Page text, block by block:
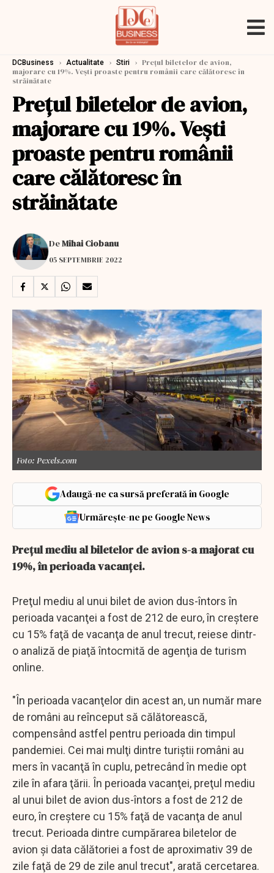
DCBusiness › Actualitate › Stiri › Preţul biletelor de avion,
majorare cu 19%. Veşti proaste pentru românii care călătoresc în
străinătate
Preţul biletelor de avion,
majorare cu 19%. Veşti
proaste pentru românii
care călătoresc în
străinătate
DeMihai Ciobanu
05 SEPTEMBRIE 2022
Foto: Pexels.com
Adaugă-ne ca sursă preferată în Google
Urmărește-ne pe Google News
Preţul mediu al biletelor de avion s-a majorat cu
19%, în perioada vacanţei.
Preţul mediu al unui bilet de avion dus-întors în
perioada vacanţei a fost de 212 de euro, în creştere
cu 15% faţă de vacanţa de anul trecut, reiese dintr-
o analiză de piaţă întocmită de agenţia de turism
online.
"În perioada vacanţelor din acest an, un număr mare
de români au reînceput să călătorească,
compensând astfel pentru perioada din timpul
pandemiei. Cei mai mulţi dintre turiştii români au
mers în vacanţă în cuplu, petrecând în medie opt
zile în afara ţării. În perioada vacanţei, preţul mediu
al unui bilet de avion dus-întors a fost de 212 de
euro, în creştere cu 15% faţă de vacanţa de anul
trecut. Perioada dintre cumpărarea biletelor de
avion şi data călătoriei a fost de aproximativ 39 de
zile faţă de 29 de zile anul trecut", arată cercetarea.